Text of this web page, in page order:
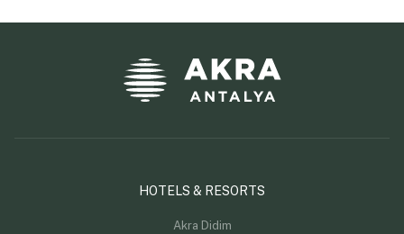
HOTELS & RESORTS
Akra Didim